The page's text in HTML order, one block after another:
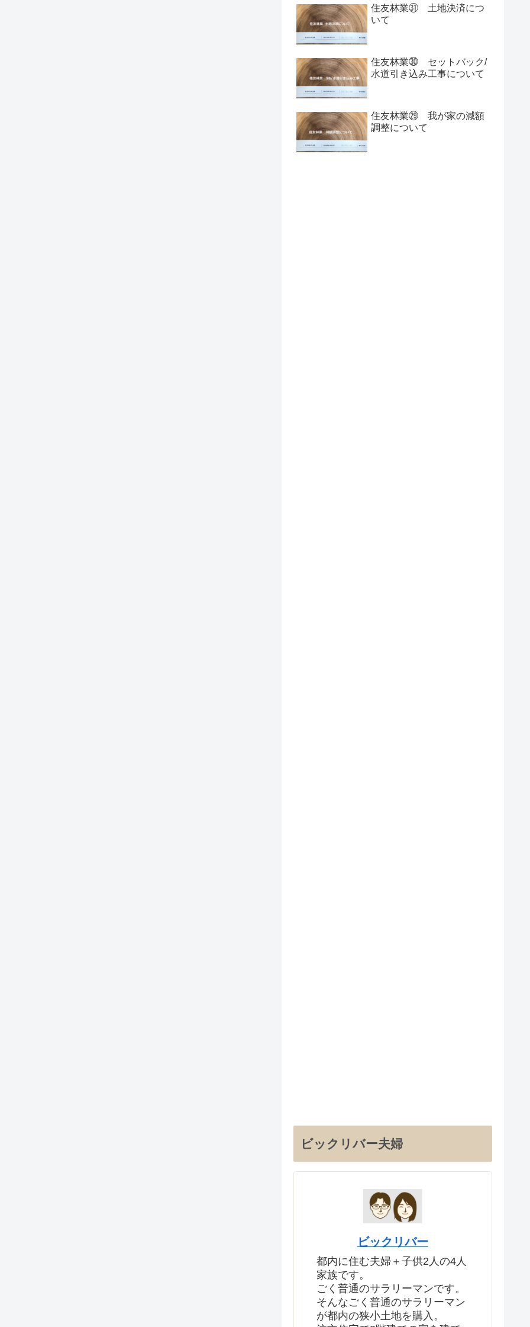
住友林業㉛ 土地決済につ
いて
住友林業㉚ セットバック/
水道引き込み工事について
住友林業㉙ 我が家の減額
調整について
ビックリバー夫婦
ビックリバー
都内に住む夫婦＋子供2人の4人
家族です。
ごく普通のサラリーマンです。
そんなごく普通のサラリーマン
が都内の狭小土地を購入。